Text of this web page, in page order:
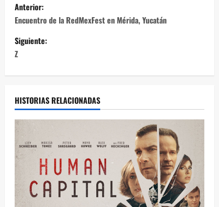
Anterior:
Encuentro de la RedMexFest en Mérida, Yucatán
Siguiente:
Z
HISTORIAS RELACIONADAS